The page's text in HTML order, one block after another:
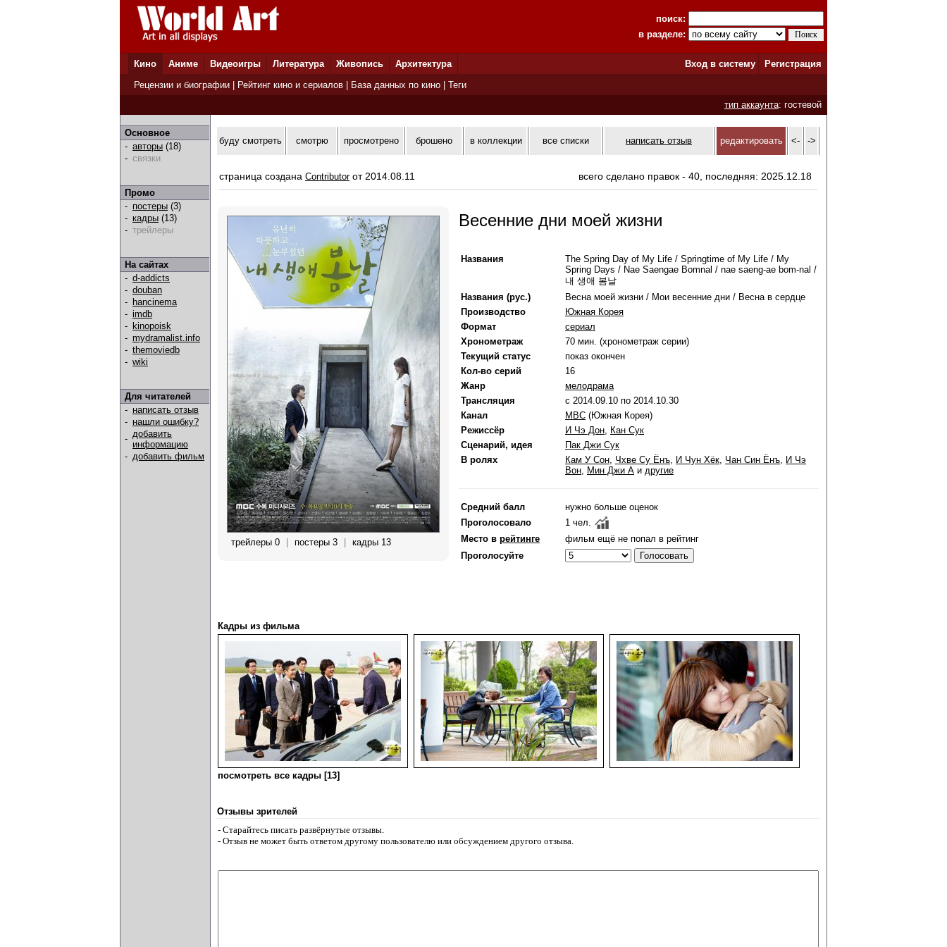
поиск:
в разделе:
Кино Аниме Видеоигры Литература Живопись Архитектура Вход в систему
Регистрация
Рецензии и биографии
Рейтинг кино и сериалов База данных по кино
Теги
тип аккаунта: гостевой
Основное
- авторы (18)
- связки
Промо
- постеры (3)
- кадры (13)
- трейлеры
На сайтах
- d-addicts
- douban
- hancinema
- imdb
- kinopoisk
- mydramalist.info
- themoviedb
- wiki
Для читателей
- написать отзыв
- нашли ошибку?
- добавить
информацию
- добавить фильм
буду смотреть смотрю просмотрено брошено в коллекции все списки написать отзыв редактировать <- ->
страница создана Contributorот 2014.08.11 всего сделано правок - 40, последняя: 2025.12.18
трейлеры 0 постеры 3 кадры 13
Весенние дни моей жизни
Названия
The Spring Day of My Life / Springtime of My Life / My
Spring Days / Nae Saengae Bomnal / nae saeng-ae bom-nal /
내 생애 봄날
Названия (рус.)
Весна моей жизни / Мои весенние дни / Весна в сердце
Производство
Южная Корея
Формат
сериал
Хронометраж
70 мин. (хронометраж серии)
Текущий статус
показ окончен
Кол-во серий
16
Жанр
мелодрама
Трансляция
с 2014.09.10 по 2014.10.30
Канал
MBC (Южная Корея)
Режиссёр
И Чэ Дон, Кан Сук
Сценарий, идея
Пак Джи Сук
В ролях
Кам У Сон, Чхве Су Ёнъ, И Чун Хёк, Чан Син Ёнъ, И Чэ
Вон, Мин Джи А и другие
Средний балл
нужно больше оценок
Проголосовало
1 чел.
Место в рейтинге
фильм ещё не попал в рейтинг
Проголосуйте
Кадры из фильма
посмотреть все кадры [13]
Отзывы зрителей
- Старайтесь писать развёрнутые отзывы.
- Отзыв не может быть ответом другому пользователю или обсуждением другого отзыва.